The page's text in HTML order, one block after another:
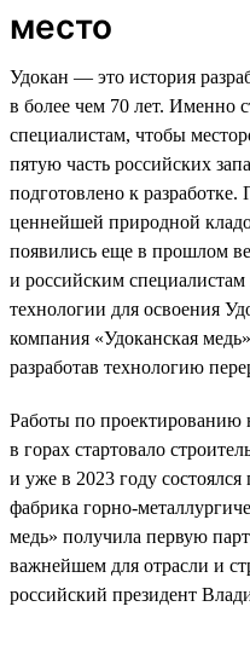
место
Удокан — это история
в более чем 70 лет. Именно
специалистам, чтобы
пятую часть российских
подготовлено к
ценнейшей природной
появились еще в прошлом
и российским специалистам
технологии для освоения
компания «Удоканская
разработав технологию
Работы по проектированию
в горах стартовало
и уже в 2023 году
фабрика горно-
медь» получила первую
важнейшем для отрасли и
российский президент